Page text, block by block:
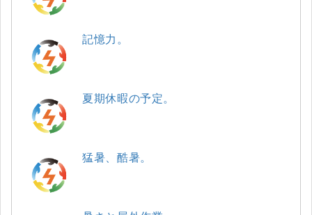
記憶力。
夏期休暇の予定。
猛暑、酷暑。